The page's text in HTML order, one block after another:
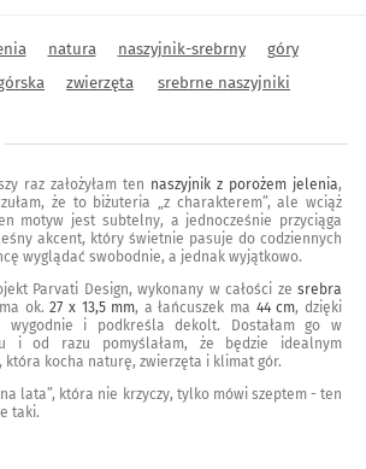
natura naszyjnik-srebrny
góry
zwierzęta srebrne naszyjniki
raz założyłam ten naszyjnik z porożem jelenia,
że to biżuteria „z charakterem”, ale wciąż
motyw jest subtelny, a jednocześnie przyciąga
akcent, który świetnie pasuje do codziennych
wyglądać swobodnie, a jednak wyjątkowo.
Parvati Design, wykonany w całości ze srebra
ok.27 x 13,5 mm, a łańcuszek ma 44 cm, dzięki
wygodnie i podkreśla dekolt. Dostałam go w
i od razu pomyślałam, że będzie idealnym
kocha naturę, zwierzęta i klimat gór.
lata”, która nie krzyczy, tylko mówi szeptem - ten
taki.